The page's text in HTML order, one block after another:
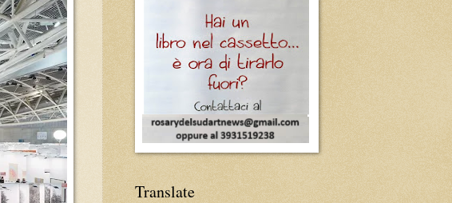
Translate